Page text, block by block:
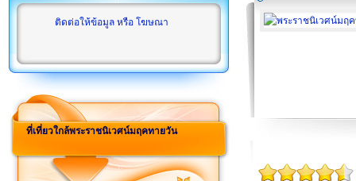
ติดต่อให้ข้อมูล หรือ โฆษณา
ที่เที่ยวใกล้พระราชนิเวศน์มฤคทายวัน